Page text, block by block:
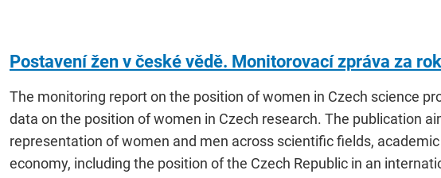
Postavení žen v české vědě. Monitorovací zpráva za
The monitoring report on the position of women in Czech science
data on the position of women in Czech research. The publication
representation of women and men across scientific fields,
economy, including the position of the Czech Republic in an